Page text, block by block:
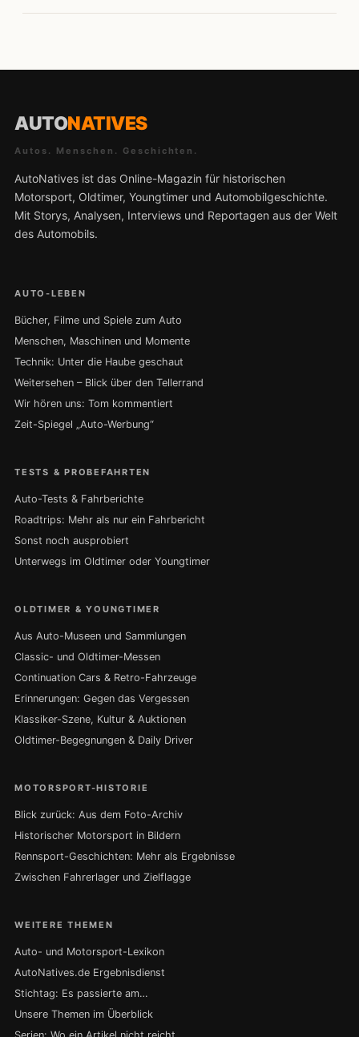
AUTONATIVES
Autos. Menschen. Geschichten.
AutoNatives ist das Online-Magazin für historischen
Motorsport, Oldtimer, Youngtimer und Automobilgeschichte.
Mit Storys, Analysen, Interviews und Reportagen aus der Welt
des Automobils.
AUTO-LEBEN
Bücher, Filme und Spiele zum Auto
Menschen, Maschinen und Momente
Technik: Unter die Haube geschaut
Weitersehen – Blick über den Tellerrand
Wir hören uns: Tom kommentiert
Zeit-Spiegel „Auto-Werbung“
TESTS & PROBEFAHRTEN
Auto-Tests & Fahrberichte
Roadtrips: Mehr als nur ein Fahrbericht
Sonst noch ausprobiert
Unterwegs im Oldtimer oder Youngtimer
OLDTIMER & YOUNGTIMER
Aus Auto-Museen und Sammlungen
Classic- und Oldtimer-Messen
Continuation Cars & Retro-Fahrzeuge
Erinnerungen: Gegen das Vergessen
Klassiker-Szene, Kultur & Auktionen
Oldtimer-Begegnungen & Daily Driver
MOTORSPORT-HISTORIE
Blick zurück: Aus dem Foto-Archiv
Historischer Motorsport in Bildern
Rennsport-Geschichten: Mehr als Ergebnisse
Zwischen Fahrerlager und Zielflagge
WEITERE THEMEN
Auto- und Motorsport-Lexikon
AutoNatives.de Ergebnisdienst
Stichtag: Es passierte am…
Unsere Themen im Überblick